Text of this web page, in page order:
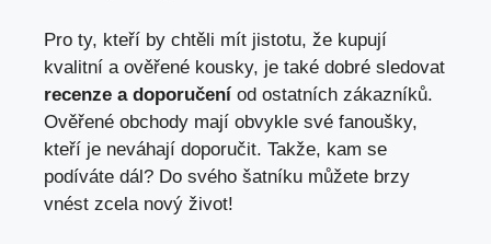
Pro ty, kteří by chtěli mít jistotu, že kupují
kvalitní ‌a ověřené kousky, je také‍ dobré sledovat
recenze a ‍doporučení od ostatních zákazníků.
‍Ověřené obchody ⁤mají obvykle své ⁤fanoušky,
kteří je neváhají doporučit. Takže, kam se
podíváte dál?‍ Do ⁢svého šatníku můžete brzy
⁣vnést zcela nový ⁤život!